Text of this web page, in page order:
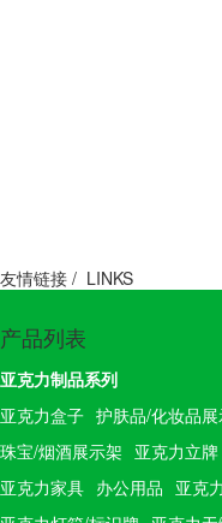
友情链接 / LINKS
产品列表
亚克力制品系列
亚克力盒子 护肤品/化妆品展
珠宝/烟酒展示架 亚克力立牌
亚克力家具 办公用品 亚克